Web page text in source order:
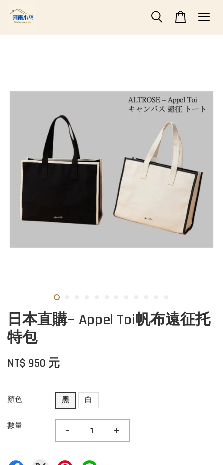
日本直購~ Appel Toi帆布遠征托
特包
NT$ 950 元
顏色 黑 白
數量 - +